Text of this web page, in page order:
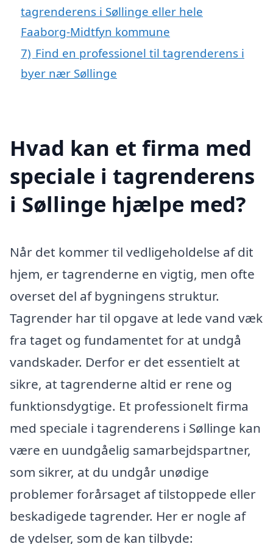
tagrenderens i Søllinge eller hele
Faaborg-Midtfyn kommune
7) Find en professionel til tagrenderens i
byer nær Søllinge
Hvad kan et firma med
speciale i tagrenderens
i Søllinge hjælpe med?
Når det kommer til vedligeholdelse af dit
hjem, er tagrenderne en vigtig, men ofte
overset del af bygningens struktur.
Tagrender har til opgave at lede vand væk
fra taget og fundamentet for at undgå
vandskader. Derfor er det essentielt at
sikre, at tagrenderne altid er rene og
funktionsdygtige. Et professionelt firma
med speciale i tagrenderens i Søllinge kan
være en uundgåelig samarbejdspartner,
som sikrer, at du undgår unødige
problemer forårsaget af tilstoppede eller
beskadigede tagrender. Her er nogle af
de ydelser, som de kan tilbyde: